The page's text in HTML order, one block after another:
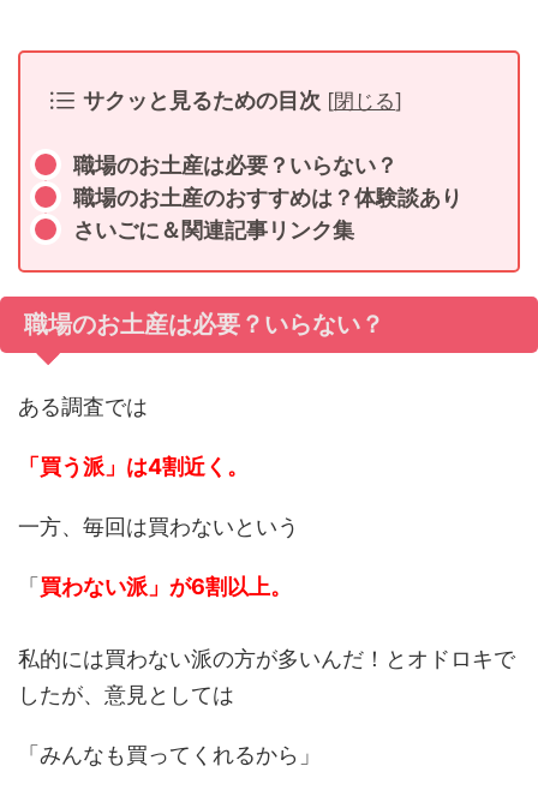
サクッと見るための目次 [閉じる]
職場のお土産は必要？いらない？
職場のお土産のおすすめは？体験談あり
さいごに＆関連記事リンク集
職場のお土産は必要？いらない？
ある調査では
「買う派」は4割近く。
一方、毎回は買わないという
「 買わない派」が6割以上。
私的には買わない派の方が多いんだ！とオドロキで
したが、意見としては
「みんなも買ってくれるから」